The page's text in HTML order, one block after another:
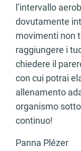
l’intervallo
dovutamente
movimenti non
raggiungere i
chiedere il
con cui potrai
allenamento
organismo
continuo!
Panna Plézer